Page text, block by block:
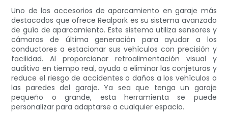
Uno de los accesorios de aparcamiento en garaje más
destacados que ofrece Realpark es su sistema avanzado
de guía de aparcamiento. Este sistema utiliza sensores y
cámaras de última generación para ayudar a los
conductores a estacionar sus vehículos con precisión y
facilidad. Al proporcionar retroalimentación visual y
auditiva en tiempo real, ayuda a eliminar las conjeturas y
reduce el riesgo de accidentes o daños a los vehículos o
las paredes del garaje. Ya sea que tenga un garaje
pequeño o grande, esta herramienta se puede
personalizar para adaptarse a cualquier espacio.